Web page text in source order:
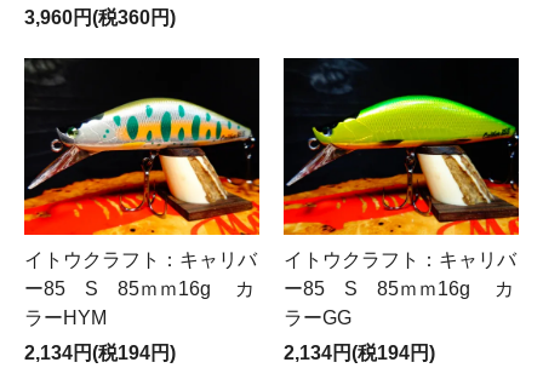
3,960円(税360円)
イトウクラフト：キャリバ
ー85 S 85ｍｍ16g カ
ラーHYM
2,134円(税194円)
イトウクラフト：キャリバ
ー85 S 85ｍｍ16g カ
ラーGG
2,134円(税194円)